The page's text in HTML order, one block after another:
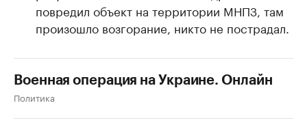
повредил объект на территории МНПЗ, там
произошло возгорание, никто не пострадал.
Военная операция на Украине. Онлайн
Политика